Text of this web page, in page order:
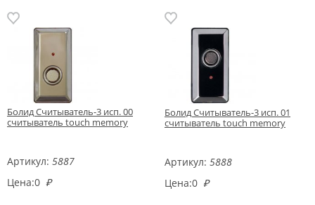
Болид Считыватель-3 исп. 00
считыватель touch memory
Артикул: 5887
Цена:0 ₽
Болид Считыватель-3 исп. 01
считыватель touch memory
Артикул: 5888
Цена:0 ₽